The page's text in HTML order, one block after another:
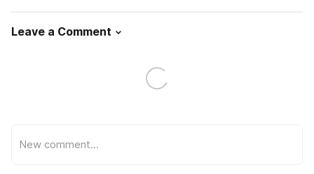
Leave a Comment